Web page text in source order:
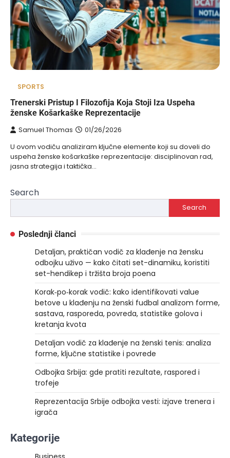
SPORTS
Trenerski Pristup I Filozofija Koja Stoji Iza Uspeha
ženske Košarkaške Reprezentacije
Samuel Thomas 01/26/2026
U ovom vodiču analiziram ključne elemente koji su doveli do
uspeha ženske košarkaške reprezentacije: disciplinovan rad,
jasna strategija i taktička…
Search
Search
Poslednji članci
Detaljan, praktičan vodič za klađenje na žensku
odbojku uživo — kako čitati set-dinamiku, koristiti
set-hendikep i tržišta broja poena
Korak‑po‑korak vodič: kako identifikovati value
betove u klađenju na ženski fudbal analizom forme,
sastava, rasporeda, povreda, statistike golova i
kretanja kvota
Detaljan vodič za klađenje na ženski tenis: analiza
forme, ključne statistike i povrede
Odbojka Srbija: gde pratiti rezultate, raspored i
trofeje
Reprezentacija Srbije odbojka vesti: izjave trenera i
igrača
Kategorije